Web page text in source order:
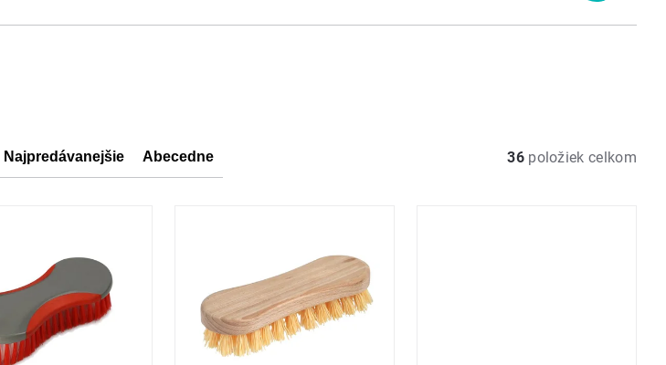
Najpredávanejšie Abecedne 36položiek celkom